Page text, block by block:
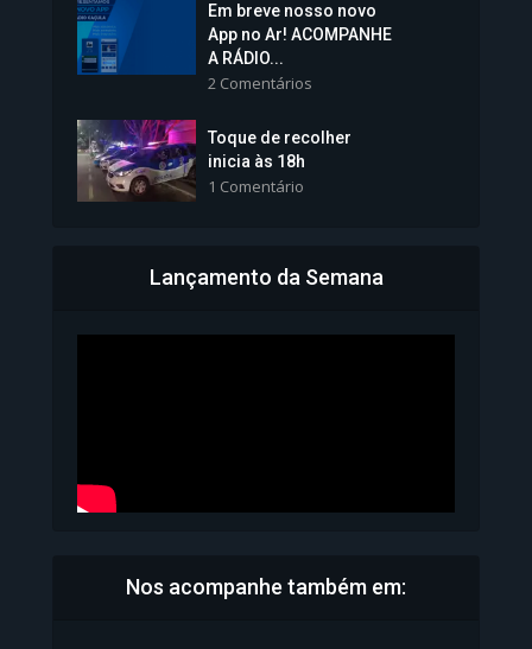
Vice-Prefeita Sheila Lemos
tomará posse nesta...
1.101 Modos de exibição
Bahia inicia emissão da
Em breve nosso novo
App no Ar! ACOMPANHE
A RÁDIO...
2 Comentários
Toque de recolher
inicia às 18h
1 Comentário
Lançamento da Semana
Nos acompanhe também em: